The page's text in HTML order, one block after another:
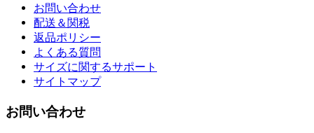
お問い合わせ
配送＆関税
返品ポリシー
よくある質問
サイズに関するサポート
サイトマップ
お問い合わせ